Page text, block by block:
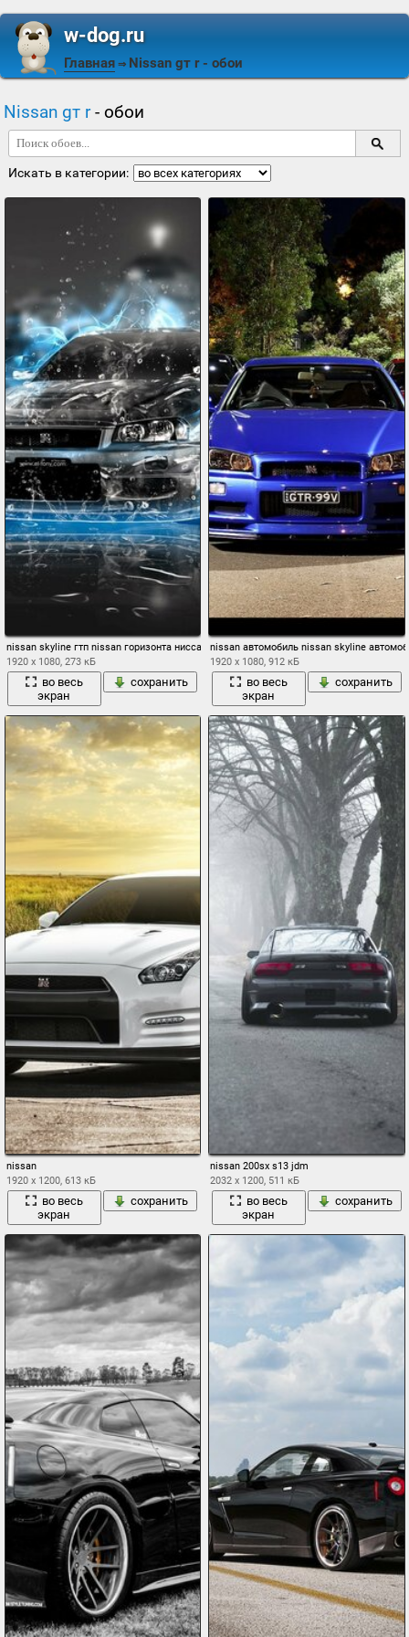
w-dog.ru
Главная ⇒ Nissan gт r- обои
Nissan gт r- обои
Искать в категории:
nissan skyline гтп nissan горизонта ниссан вода пламя пар дым голубой черный
1920 x 1080, 273 кБ
во весь
экран
сохранить
nissan автомобиль nissan skyline
1920 x 1080, 912 кБ
во весь
экран
сохранить
nissan
1920 x 1200, 613 кБ
во весь
экран
сохранить
nissan 200sx s13 jdm
2032 x 1200, 511 кБ
во весь
экран
сохранить